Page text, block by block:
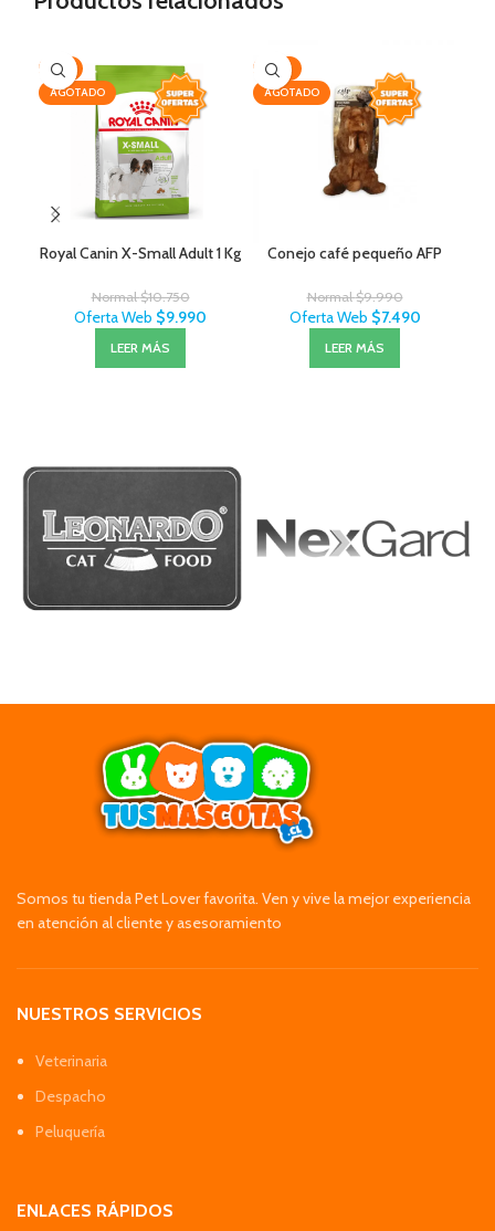
-7%
AGOTADO
Royal Canin X-Small Adult 1 Kg
Normal$10.750
Oferta Web $9.990
LEER MÁS
-25%
AGOTADO
Conejo café pequeño AFP
Normal$9.990
Oferta Web $7.490
LEER MÁS
Somos tu tienda Pet Lover favorita. Ven y vive la mejor experiencia
en atención al cliente y asesoramiento
NUESTROS SERVICIOS
Veterinaria
Despacho
Peluquería
ENLACES RÁPIDOS